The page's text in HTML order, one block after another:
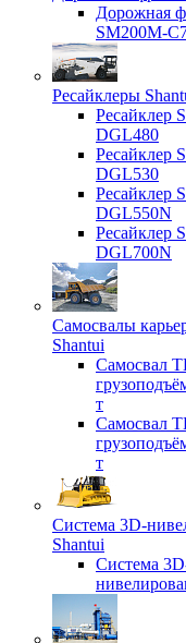
Дорожная
SM200M-
Ресайклеры
Ресайклер
DGL480
Ресайклер
DGL530
Ресайклер
DGL550N
Ресайклер
DGL700N
Самосвалы
Shantui
Самосвал
т
Самосвал
т
Система 3D-
Shantui
Система